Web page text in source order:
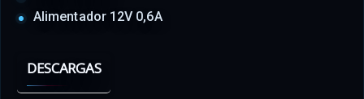
Alimentador 12V 0,6A
DESCARGAS